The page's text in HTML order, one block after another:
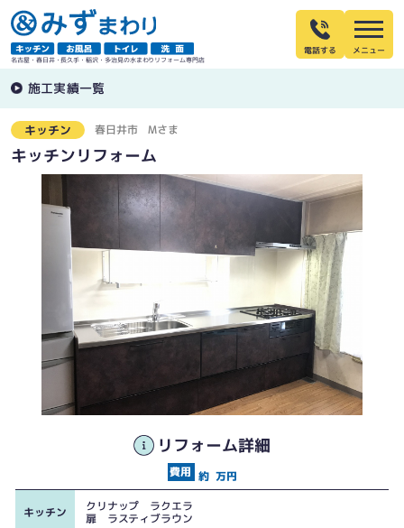
名古屋・春日井・長久手・稲沢・多治見の水まわりリフォーム専門店
電話する
施工実績一覧
キッチン 春日井市 Mさま
キッチンリフォーム
リフォーム詳細
約 万円
キッチン
クリナップ ラクエラ
扉 ラスティブラウン